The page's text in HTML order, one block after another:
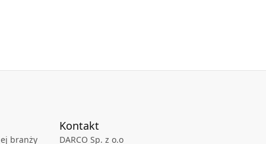
branży
Kontakt
DARCO Sp. z o.o